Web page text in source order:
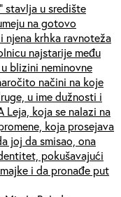
stavlja u središte
na gotovo
njena krhka ravnoteža
najstarije među
blizini neminovne
načini na koje
u ime dužnosti i
Leja, koja se nalazi na
koja prosejava
joj da smisao, ona
pokušavajući
i da pronađe put